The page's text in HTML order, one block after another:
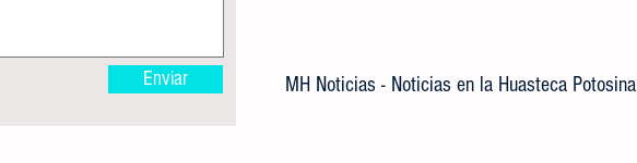
Enviar MH Noticias - Noticias en la Huasteca Potosina